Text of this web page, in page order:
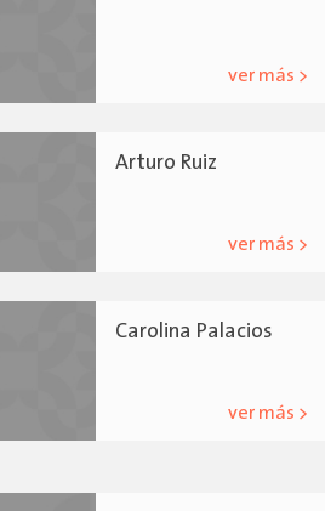
ver más >
Arturo Ruiz
ver más >
Carolina Palacios
ver más >